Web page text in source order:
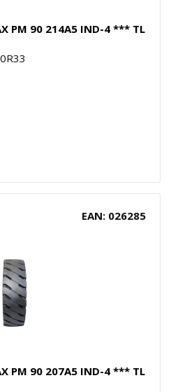
PM 90 214A5 IND-4 *** TL
EAN: 026285
PM 90 207A5 IND-4 *** TL